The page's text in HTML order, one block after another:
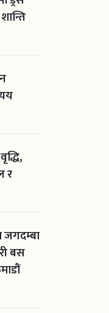
र
जगदम्बा
बस